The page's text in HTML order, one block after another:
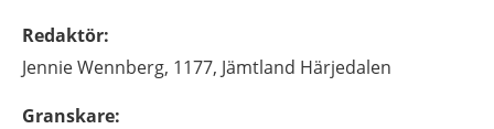
Redaktör:
JennieWennberg, 1177, Jämtland Härjedalen
Granskare: